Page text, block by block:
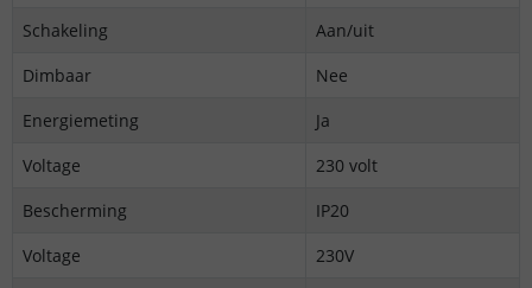
Schakeling
Aan/uit
Dimbaar
Nee
Energiemeting
Ja
Voltage
230 volt
Bescherming
IP20
Voltage
230V